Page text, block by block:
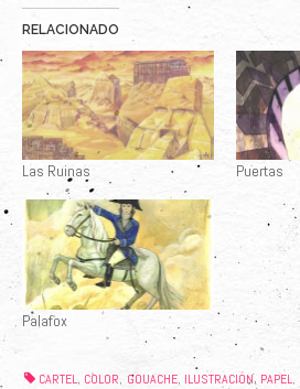
RELACIONADO
Las Ruinas Puertas
Palafox
CARTEL, COLOR, GOUACHE, ILUSTRACIÓN, PAPEL,